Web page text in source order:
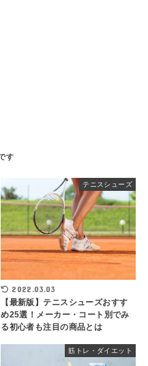
テニスシューズ
2022.03.03
【最新版】テニスシューズおすす
め25選！メーカー・コート別でみ
る初心者も注目の商品とは
筋トレ・ダイエット